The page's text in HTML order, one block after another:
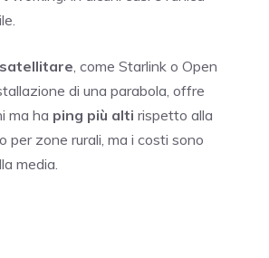
satellitare , come Starlink o Open
di una parabola, offre
ma ha ping più alti rispetto alla
per zone rurali, ma i costi sono
media.